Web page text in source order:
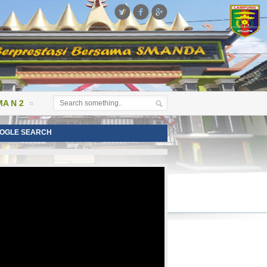

N 2
SEARCH